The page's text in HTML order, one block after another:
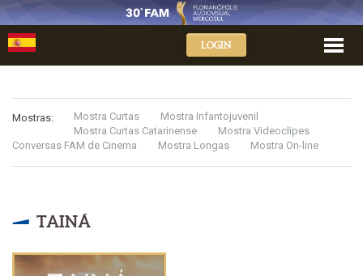
LOGIN
Mostras: Mostra Curtas
Mostra Infantojuvenil
Mostra Curtas Catarinense
Mostra Videoclipes
Conversas FAM de Cinema
Mostra Longas Mostra On-line
TAINÁ